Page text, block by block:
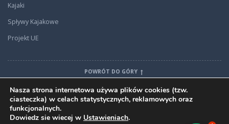
Kajaki
Spływy Kajakowe
Projekt UE
POWRÓT DO GÓRY
Nasza strona internetowa używa plików cookies (tzw.
ciasteczka) w celach statystycznych, reklamowych oraz
funkcjonalnych.
Dowiedz sie wiecej w Ustawieniach.